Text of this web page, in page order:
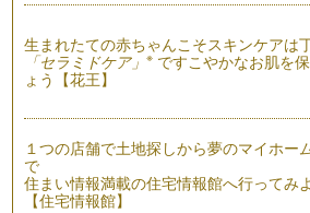
生まれたての赤ちゃんこそスキンケアは
「セラミドケア」※ ですこやかなお肌を
ょう【花王】
１つの店舗で土地探しから夢のマイホー
で
住まい情報満載の住宅情報館へ行ってみ
【住宅情報館】